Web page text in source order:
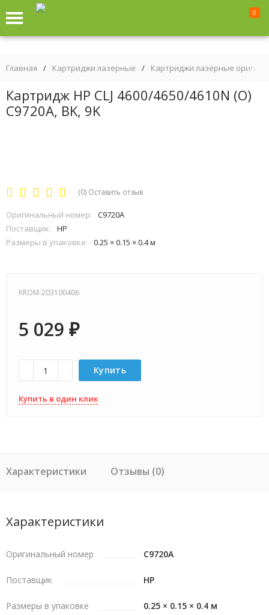
0
Главная / Картриджи лазерные / Картриджи лазерные
Картридж HP CLJ 4600/4650/4610N (O)
C9720A, BK, 9K
(0) Оставить отзыв
Оригинальный номер:
C9720A
Поставщик:
HP
Размеры в упаковке:
0.25 × 0.15 × 0.4 м
KROM-203100406
5 029 ₽
Купить
Купить в один клик
Характеристики Отзывы (0)
Характеристики
Оригинальный номер C9720A
Поставщик HP
Размеры в упаковке 0.25 × 0.15 × 0.4 м